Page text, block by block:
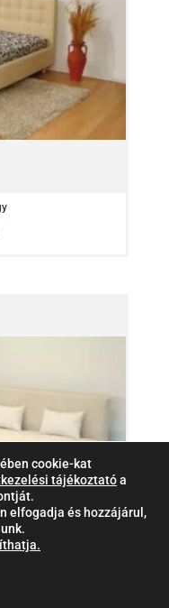
cookie-kat
tájékoztatóa
elfogadja és hozzájárul,